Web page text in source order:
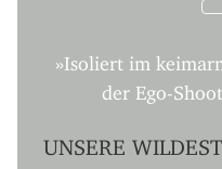
»Isoliert im
der Ego-
UNSERE